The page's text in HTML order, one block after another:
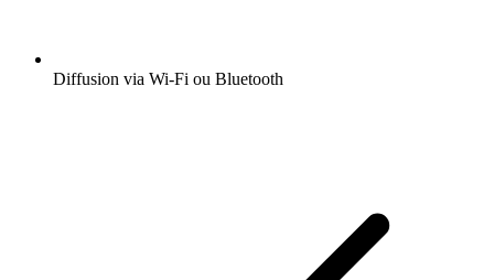
Diffusion via Wi-Fi ou Bluetooth